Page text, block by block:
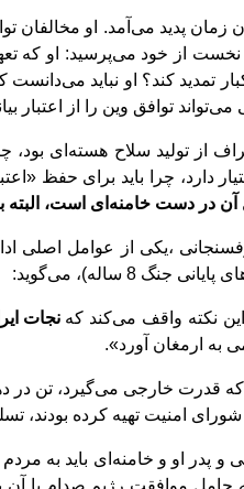
زمان پدید می آمد. او مخالفان
نخست از خود میپرسید: او که
تمدید ‌کند؟ او نباید میدانست
میتواند توافق وین را از اعتبار
از تولید سلاح هسته ای بود،
آن در دست خامنه ای است، البته
گوید:
نکته واقف می‌کند کهنجات
به ارمغان آورد».
که قدرت خارجی میگیرد، تن در
بودند،
و پدر او و خامنه ای باید به
موافقت رﮊیم صدام با آن